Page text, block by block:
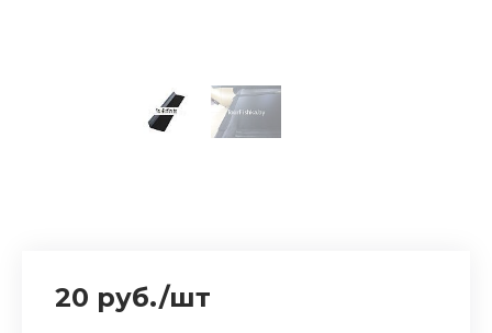
20 руб./шт